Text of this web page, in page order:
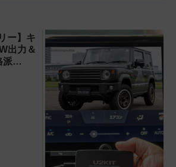
ー】キ
出力＆
派